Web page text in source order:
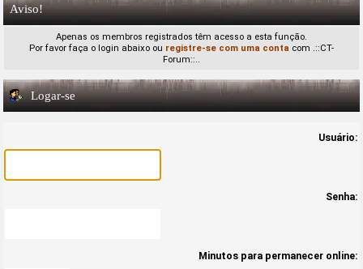
Aviso!
Apenas os membros registrados têm acesso a esta função.
Por favor faça o login abaixo ou registre-se com uma conta com .::CT-
Forum::..
Logar-se
Usuário:
Senha:
Minutos para permanecer online: